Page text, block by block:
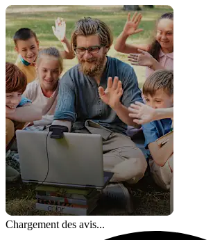
Chargement des avis...